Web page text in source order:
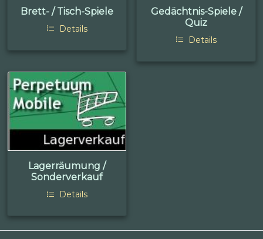
Brett- / Tisch-Spiele
Details
Gedächtnis-Spiele /
Quiz
Details
Lagerräumung /
Sonderverkauf
Details